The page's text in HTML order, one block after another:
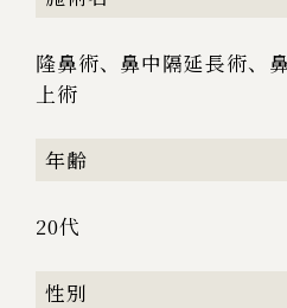
隆鼻術、鼻中隔延長術、
上術
年齢
20代
性別